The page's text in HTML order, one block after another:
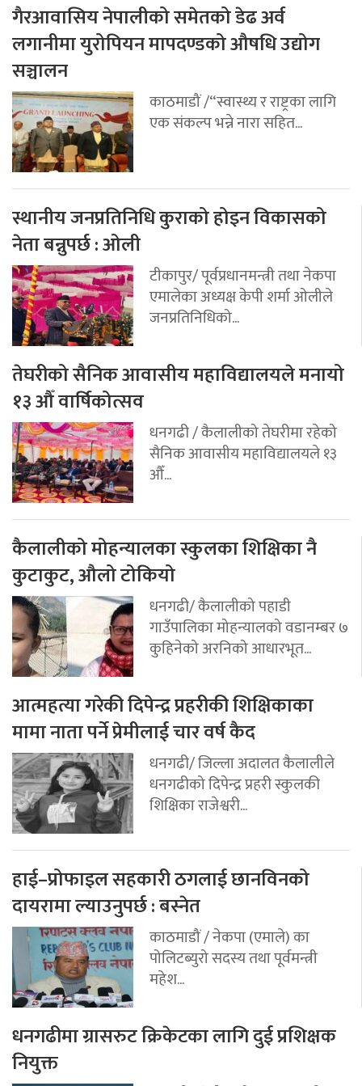
गैरआवासिय नेपालीको समेतको डेढ अर्व
लगानीमा युरोपियन मापदण्डको औषधि उद्योग
सञ्चालन
काठमाडौं /“स्वास्थ्य र राष्ट्रका लागि
एक संकल्प भन्ने नारा सहित...
स्थानीय जनप्रतिनिधि कुराको होइन विकासको
नेता बन्नुपर्छ : ओली
टीकापुर/ पूर्वप्रधानमन्त्री तथा नेकपा
एमालेका अध्यक्ष केपी शर्मा ओलीले
जनप्रतिनिधिको...
तेघरीको सैनिक आवासीय महाविद्यालयले मनायो
१३ औँ वार्षिकोत्सव
धनगढी / कैलालीको तेघरीमा रहेको
सैनिक आवासीय महाविद्यालयले १३
औँ...
कैलालीको मोहन्यालका स्कुलका शिक्षिका नै
कुटाकुट, औलो टोकियो
धनगढी/ कैलालीको पहाडी
गाउँपालिका मोहन्यालको वडानम्बर ७
कुहिनेको अरनिको आधारभूत...
आत्महत्या गरेकी दिपेन्द्र प्रहरीकी शिक्षिकाका
मामा नाता पर्ने प्रेमीलाई चार वर्ष कैद
धनगढी/ जिल्ला अदालत कैलालीले
धनगढीको दिपेन्द्र प्रहरी स्कुलकी
शिक्षिका राजेश्वरी...
हाई–प्रोफाइल सहकारी ठगलाई छानविनको
दायरामा ल्याउनुपर्छ : बस्नेत
काठमाडौं / नेकपा (एमाले) का
पोलिटब्युरो सदस्य तथा पूर्वमन्त्री
महेश...
धनगढीमा ग्रासरुट क्रिकेटका लागि दुई प्रशिक्षक
नियुक्त